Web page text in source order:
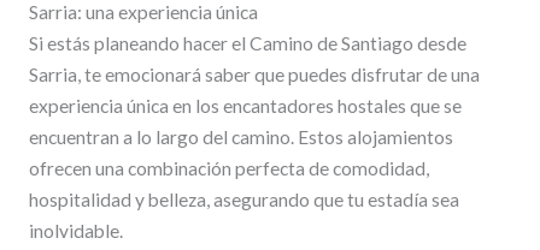
Sarria: una experiencia única
Si estás planeando hacer el Camino de Santiago desde
Sarria, te emocionará saber que puedes disfrutar de una
experiencia única en los encantadores hostales que se
encuentran a lo largo del camino. Estos alojamientos
ofrecen una combinación perfecta de comodidad,
hospitalidad y belleza, asegurando que tu estadía sea
inolvidable.